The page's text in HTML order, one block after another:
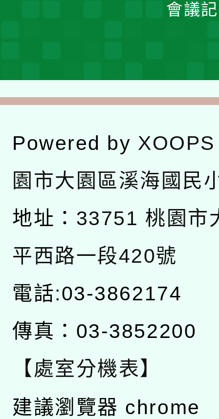
會議
Powered by XOOPS
園市大園區溪海國民
地址： 33751 桃園市
平西路一段420號
電話:03-3862174
傳真：03-3852200
【處室分機表】
建議瀏覽器 chrome